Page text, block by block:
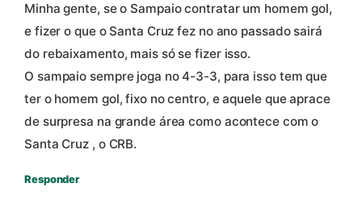
Minha gente, se o Sampaio contratar um homem gol,
e fizer o que o Santa Cruz fez no ano passado sairá
do rebaixamento, mais só se fizer isso.
O sampaio sempre joga no 4-3-3, para isso tem que
ter o homem gol, fixo no centro, e aquele que aprace
de surpresa na grande área como acontece com o
Santa Cruz , o CRB.
Responder